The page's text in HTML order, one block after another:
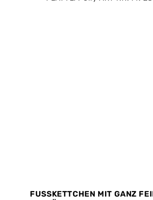
FUSSKETTCHEN MIT GANZ